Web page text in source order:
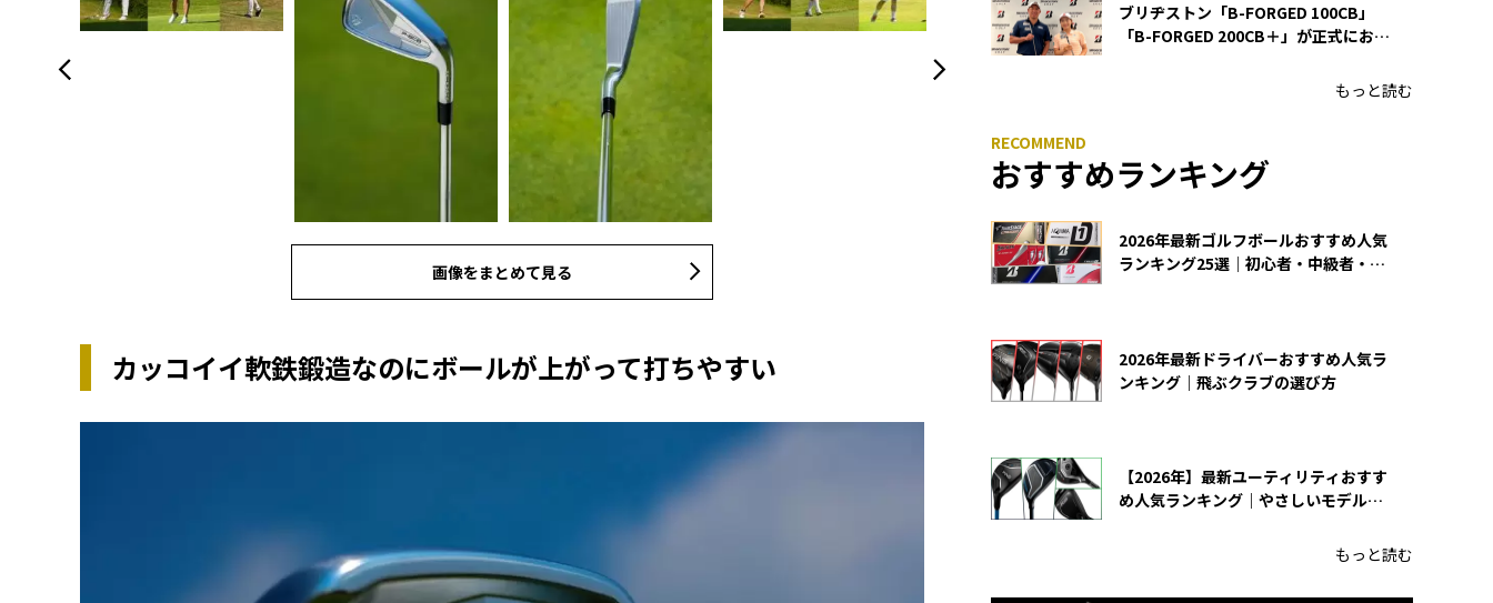
画像をまとめて見る
カッコイイ軟鉄鍛造なのにボールが上がって打ちやすい
ブリヂストン「B-FORGED 100CB」
「B-FORGED 200CB＋」が正式にお披
もっと読む
おすすめランキング
2026年最新ゴルフボールおすすめ人気
ランキング25選｜初心者・中級者・上
2026年最新ドライバーおすすめ人気ラ
ンキング｜飛ぶクラブの選び方
【2026年】最新ユーティリティおすす
め人気ランキング｜やさしいモデルの
もっと読む